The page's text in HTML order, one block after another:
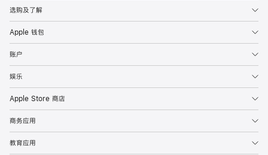
选购及了解
Apple 钱包
账户
娱乐
Apple Store 商店
商务应用
教育应用